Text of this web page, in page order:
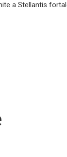
a Stellantis